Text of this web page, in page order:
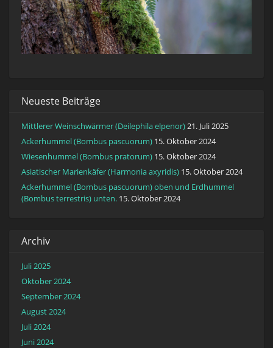
Neueste Beiträge
Mittlerer Weinschwärmer (Deilephila elpenor)21. Juli 2025
Ackerhummel (Bombus pascuorum) 15. Oktober 2024
Wiesenhummel (Bombus pratorum) 15. Oktober 2024
Asiatischer Marienkäfer (Harmonia axyridis) 15. Oktober 2024
Ackerhummel (Bombus pascuorum) oben und Erdhummel
(Bombus terrestris) unten. 15. Oktober 2024
Archiv
Juli 2025
Oktober 2024
September 2024
August 2024
Juli 2024
Juni 2024